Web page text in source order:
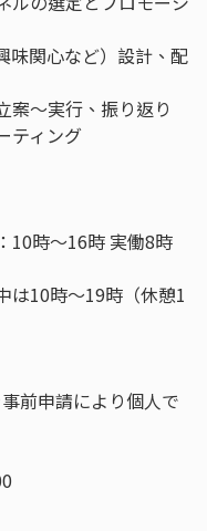
味関心など）設計、配
案～実行、振り返り
ティング
10時～16時 実働8時
は10時～19時（休憩1
前申請により個人で